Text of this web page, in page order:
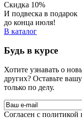
Скидка 10%
И подвеска в подарок
до конца июля!
В каталог
Будь в курсе
Хотите узнавать о
других? Оставьте
только по делу.
Cогласен с